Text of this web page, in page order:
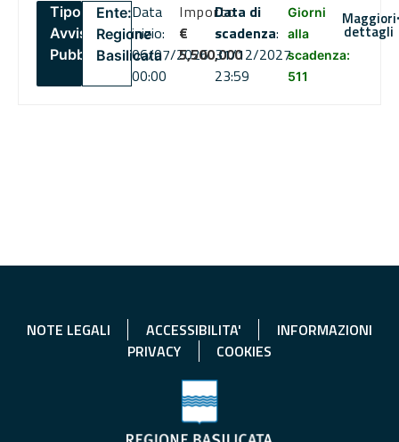
Tipo:
Avviso
Pubblico
Ente:
Regione
Basilicata
Data
inizio:
06/07/2026
00:00
Importo
€
5,500,000
Data di
scadenza:
31/12/2027
23:59
Giorni
alla
scadenza:
511
Maggiori
dettagli
NOTE LEGALI ACCESSIBILITA'
INFORMAZIONI
PRIVACY
COOKIES